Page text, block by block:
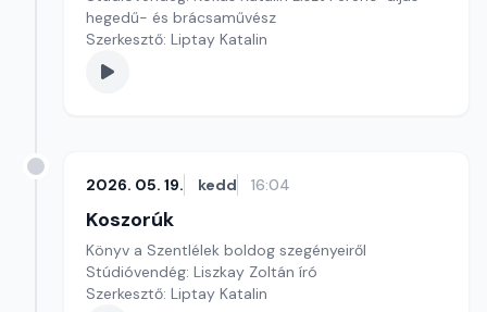
hegedű- és brácsaművész
Szerkesztő: Liptay Katalin
2026. 05. 19. kedd 16:04
Koszorúk
Könyv a Szentlélek boldog szegényeiről
Stúdióvendég: Liszkay Zoltán író
Szerkesztő: Liptay Katalin